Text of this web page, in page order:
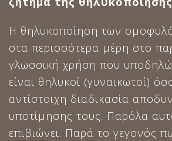
Η θηλυκοποίηση των
στα περισσότερα μέρη στο
γλωσσική χρήση που
είναι θηλυκοί (γυναικωτοί)
αντίστοιχη διαδικασία
υποτίμησης τους. Παρόλα
επιβιώνει. Παρά το γεγονός